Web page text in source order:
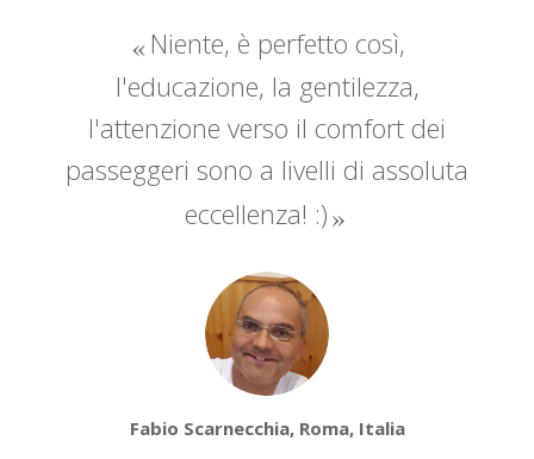
Niente, è perfetto così,
l'educazione, la gentilezza,
l'attenzione verso il comfort dei
passeggeri sono a livelli di assoluta
eccellenza! :)
Fabio Scarnecchia, Roma, Italia